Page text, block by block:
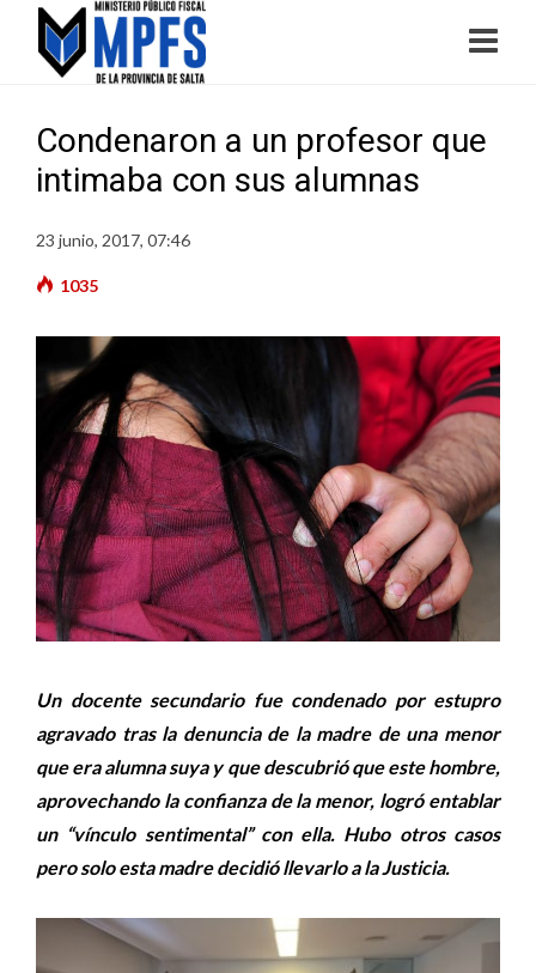
Condenaron a un profesor que
intimaba con sus alumnas
23 junio, 2017, 07:46
1035
Un docente secundario fue condenado por estupro
agravado tras la denuncia de la madre de una menor
que era alumna suya y que descubrió que este hombre,
aprovechando la confianza de la menor, logró entablar
un “vínculo sentimental” con ella. Hubo otros casos
pero solo esta madre decidió llevarlo a la Justicia.